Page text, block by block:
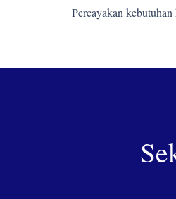
Percayakan